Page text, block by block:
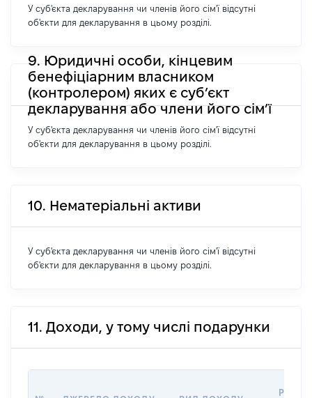
У суб'єкта декларування чи членів його сім'ї відсутні
об'єкти для декларування в цьому розділі.
9. Юридичні особи, кінцевим
бенефіціарним власником
(контролером) яких є суб’єкт
декларування або члени його сім’ї
У суб'єкта декларування чи членів його сім'ї відсутні
об'єкти для декларування в цьому розділі.
10. Нематеріальні активи
У суб'єкта декларування чи членів його сім'ї відсутні
об'єкти для декларування в цьому розділі.
11. Доходи, у тому числі подарунки